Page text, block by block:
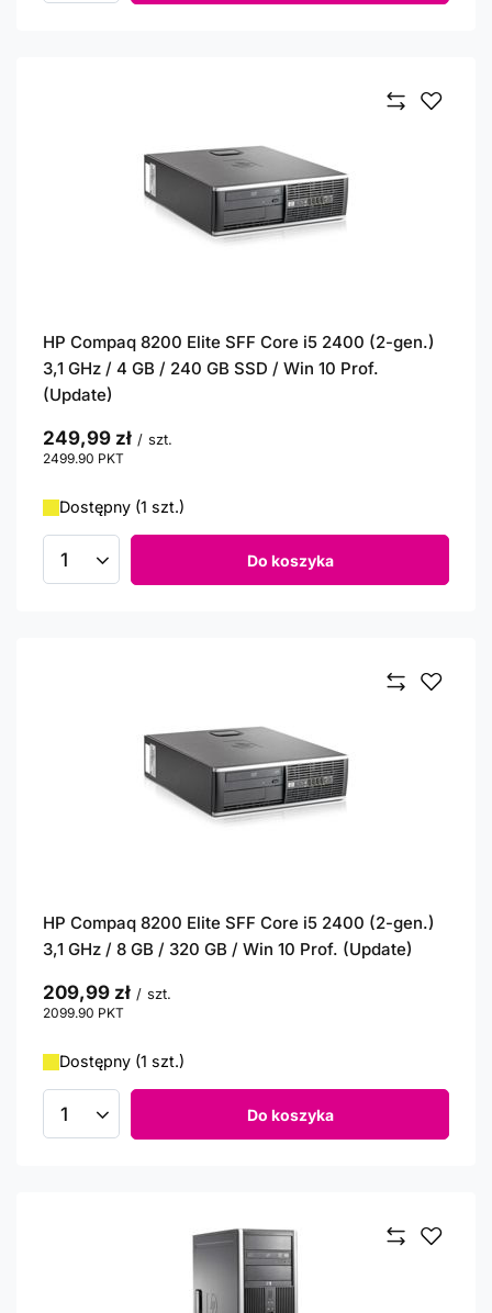
HP Compaq 8200 Elite SFF Core i5 2400 (2-gen.)
3,1 GHz / 4 GB / 240 GB SSD / Win 10 Prof.
(Update)
249,99 zł / szt.
2499.90 PKT
Dostępny (1 szt.)
Ilość produktów Do koszyka
HP Compaq 8200 Elite SFF Core i5 2400 (2-gen.)
3,1 GHz / 8 GB / 320 GB / Win 10 Prof. (Update)
209,99 zł / szt.
2099.90 PKT
Dostępny (1 szt.)
Ilość produktów Do koszyka